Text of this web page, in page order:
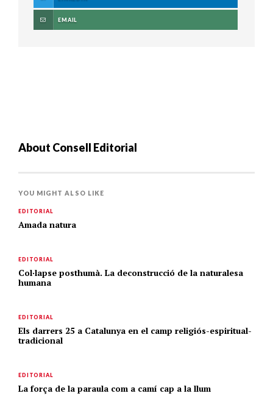
EMAIL
About Consell Editorial
YOU MIGHT ALSO LIKE
EDITORIAL
Amada natura
EDITORIAL
Col·lapse posthumà. La deconstrucció de la naturalesa
humana
EDITORIAL
Els darrers 25 a Catalunya en el camp religiós-espiritual-
tradicional
EDITORIAL
La força de la paraula com a camí cap a la llum